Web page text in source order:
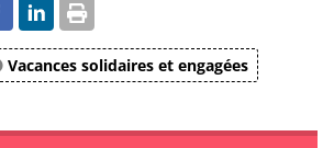
Vacances solidaires et engagées